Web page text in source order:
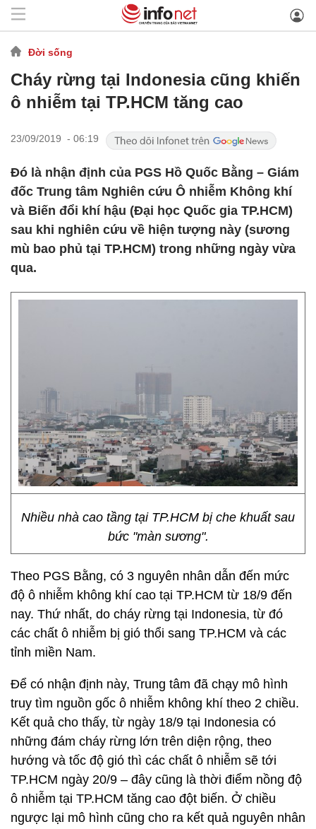
Đời sống
Cháy rừng tại Indonesia cũng khiến
ô nhiễm tại TP.HCM tăng cao
23/09/2019 - 06:19
Đó là nhận định của PGS Hồ Quốc Bằng – Giám
đốc Trung tâm Nghiên cứu Ô nhiễm Không khí
và Biến đổi khí hậu (Đại học Quốc gia TP.HCM)
sau khi nghiên cứu về hiện tượng này (sương
mù bao phủ tại TP.HCM) trong những ngày vừa
qua.
Nhiều nhà cao tầng tại TP.HCM bị che khuất sau
bức "màn sương".
Theo PGS Bằng, có 3 nguyên nhân dẫn đến mức
độ ô nhiễm không khí cao tại TP.HCM từ 18/9 đến
nay. Thứ nhất, do cháy rừng tại Indonesia, từ đó
các chất ô nhiễm bị gió thổi sang TP.HCM và các
tỉnh miền Nam.
Để có nhận định này, Trung tâm đã chạy mô hình
truy tìm nguồn gốc ô nhiễm không khí theo 2 chiều.
Kết quả cho thấy, từ ngày 18/9 tại Indonesia có
những đám cháy rừng lớn trên diện rộng, theo
hướng và tốc độ gió thì các chất ô nhiễm sẽ tới
TP.HCM ngày 20/9 – đây cũng là thời điểm nồng độ
ô nhiễm tại TP.HCM tăng cao đột biến. Ở chiều
ngược lại mô hình cũng cho ra kết quả nguyên nhân